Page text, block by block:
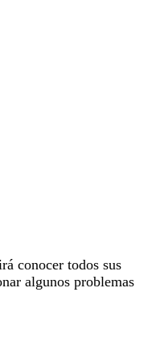
conocer todos sus
algunos problemas